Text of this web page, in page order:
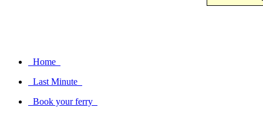
Home
Last Minute
Book your ferry